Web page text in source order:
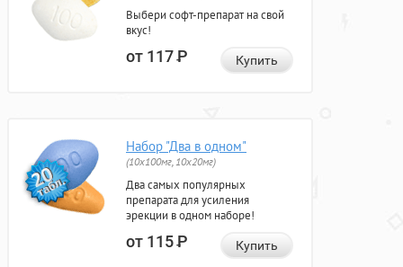
Выбери софт-препарат на свой
вкус!
от 117Р Купить
Набор "Два в одном"
(10x100мг, 10x20мг)
Два самых популярных
препарата для усиления
эрекции в одном наборе!
от 115Р Купить